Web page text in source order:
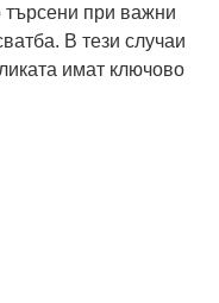
търсени при важни
В тези случаи
имат ключово